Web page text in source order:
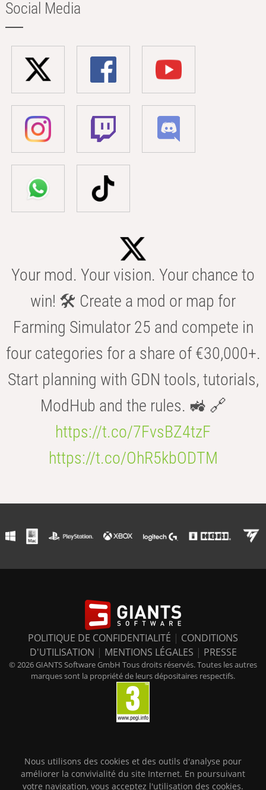
Social Media
Your mod. Your vision. Your chance to
win! 🛠️ Create a mod or map for
Farming Simulator 25 and compete in
four categories for a share of €30,000+.
Start planning with GDN tools, tutorials,
ModHub and the rules. 🚜 🔗
https://t.co/7FvsBZ4tzF
https://t.co/OhR5kbODTM
POLITIQUE DE CONFIDENTIALITÉ | CONDITIONS
D'UTILISATION | MENTIONS LÉGALES | PRESSE
© 2026 GIANTS Software GmbH Tous droits réservés. Toutes les autres
marques sont la propriété de leurs dépositaires respectifs.
Nous utilisons des cookies et des outils d'analyse pour
améliorer la convivialité du site Internet. En poursuivant
votre navigation, vous acceptez l'utilisation des cookies.